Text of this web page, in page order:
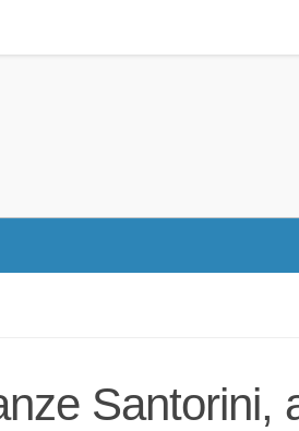
Santorini,